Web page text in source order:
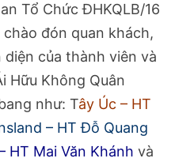
Tổ Chức ĐHKQLB/16
đón quan khách,
của thành viên và
Hữu Không Quân
như: Tây Úc – HT
– HT Đỗ Quang
HT Mai Văn Khánh và